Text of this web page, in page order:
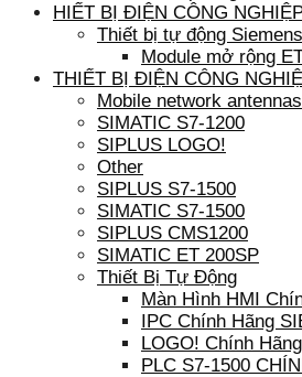
HIẾT BỊ ĐIỆN CÔNG
Thiết bị tự động Siemens
Module mở rộng
THIẾT BỊ ĐIỆN CÔNG
Mobile network antennas
SIMATIC S7-1200
SIPLUS LOGO!
Other
SIPLUS S7-1500
SIMATIC S7-1500
SIPLUS CMS1200
SIMATIC ET 200SP
Thiết Bị Tự Động
Màn Hình HMI
IPC Chính Hãng
LOGO! Chính
PLC S7-1500